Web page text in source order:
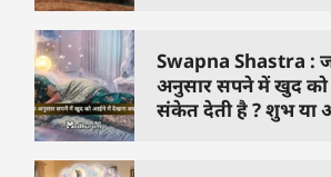
Swapna Shastra :
अनुसार सपने में खुद
संकेत देती है ? शुभ या